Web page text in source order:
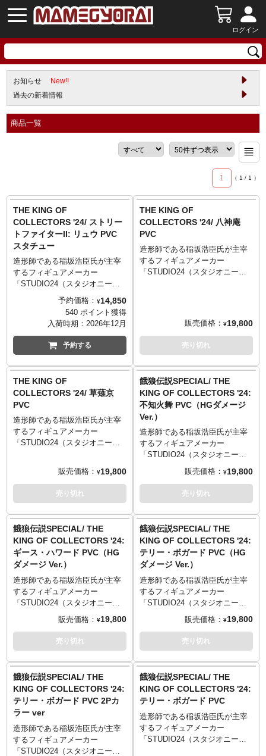
ログイン
お知らせ
New!!
過去の新着情報
商品一覧
1 （ 1 / 1 ）
THE KING OF
COLLECTORS '24/ ストリー
トファイターII: リュウ PVC
スタチュー
造形師である稲坂浩臣氏が主宰
するフィギュアメーカー
「STUDIO24（スタジオニーヨ
ン）」が放つ渾身のシリーズ
「THE KING OF COLLECTORS
カプコンの人気シリーズ『スト
リートファイターII』よりリュウ
がラインナップしました。コン
当時の熱狂をリアルな造形と拘
りの彩色に込めて、大人になっ
たファイターたちへ捧げる意欲
作。細部の造形、彩色はもちろ
んだが、一番追究したいのは当
時の熱狂の再燃だ！大人になっ
予約価格： ¥14,850
540 ポイント獲得
入荷時期： 2026年12月
予約する
THE KING OF
COLLECTORS '24/ 八神庵
PVC
造形師である稲坂浩臣氏が主宰
するフィギュアメーカー
「STUDIO24（スタジオニーヨ
ついに展開となる『THE KING
OF FIGHTERS’98』、第二弾は
草薙京の宿命のライバルと言え
る存在・八神庵！森気楼氏のイ
融合をコンセプトとし、当時の
熱狂をリアルな造形と拘りの彩
色に込めて完成した、大人にな
った狼たちへと捧げる意欲作で
す。ゲーム対戦中の基本ポージ
ングがモチーフとなっているの
で単体でも良し、付属のポスタ
ーやステッカーと合わせゲーム
販売価格： ¥19,800
売り切れ
THE KING OF
COLLECTORS '24/ 草薙京
PVC
造形師である稲坂浩臣氏が主宰
するフィギュアメーカー
「STUDIO24（スタジオニーヨ
「THE KING OF COLLECTORS
ついに展開となる『THE KING
OF FIGHTERS’98』、第一弾は
う！森気楼氏のイラストとゲー
ム中のフォルムの融合をコンセ
プトとし、当時の熱狂をリアル
な造形と拘りの彩色に込めて完
成した、大人になった狼たちへ
と捧げる意欲作です。ゲーム対
戦中の基本ポージングがモチー
フとなっているので単体でも良
ーと合わせゲーム画面の再現を
しても良しです！
販売価格： ¥19,800
売り切れ
餓狼伝説SPECIAL/ THE
KING OF COLLECTORS '24:
不知火舞 PVC（HGダメージ
Ver.）
造形師である稲坂浩臣氏が主宰
するフィギュアメーカー
「STUDIO24（スタジオニーヨ
ン）」が放つ渾身の「THE
KING OF COLLECTORS
'24」。今回、SNKの『餓狼伝説
SPECIAL』より「不知火 舞」
インナップ。森気楼氏のイラス
トとゲーム中のフォルムの融合
をコンセプトとし、ゲーム対戦
中の基本ポージングをモチーフ
に、当時の熱狂をリアルな造形
と拘りの彩色に込めて完成し
た、大人になった狼たちへと捧
げる意欲作。また、付属のポス
世界観をさらに深める事が可能
なアイテム。
販売価格： ¥19,800
売り切れ
餓狼伝説SPECIAL/ THE
KING OF COLLECTORS '24:
ギース・ハワード PVC（HG
ダメージ Ver.）
造形師である稲坂浩臣氏が主宰
するフィギュアメーカー
「STUDIO24（スタジオニーヨ
ン）」が放つ渾身の「THE
KING OF COLLECTORS
'24」。今回、SNKの『餓狼伝説
SPECIAL』より「ギース・ハワ
イラストとゲーム中のフォルム
の融合をコンセプトとし、ゲー
ム対戦中の基本ポージングをモ
チーフに、当時の熱狂をリアル
な造形と拘りの彩色に込めて完
成した、大人になった狼たちへ
と捧げる意欲作。また、付属の
販売価格： ¥19,800
売り切れ
餓狼伝説SPECIAL/ THE
KING OF COLLECTORS '24:
テリー・ボガード PVC（HG
ダメージ Ver.）
造形師である稲坂浩臣氏が主宰
するフィギュアメーカー
「STUDIO24（スタジオニーヨ
ン）」が放つ渾身の「THE
KING OF COLLECTORS
'24」。今回、SNKの『餓狼伝説
SPECIAL』より「テリー・ボガ
イラストとゲーム中のフォルム
の融合をコンセプトとし、ゲー
ム対戦中の基本ポージングをモ
チーフに、当時の熱狂をリアル
な造形と拘りの彩色に込めて完
成した、大人になった狼たちへ
販売価格： ¥19,800
売り切れ
餓狼伝説SPECIAL/ THE
KING OF COLLECTORS '24:
テリー・ボガード PVC 2Pカ
ラー ver
造形師である稲坂浩臣氏が主宰
するフィギュアメーカー
「STUDIO24（スタジオニーヨ
餓狼伝説SPECIAL/ THE
KING OF COLLECTORS '24:
テリー・ボガード PVC
造形師である稲坂浩臣氏が主宰
するフィギュアメーカー
「STUDIO24（スタジオニーヨ